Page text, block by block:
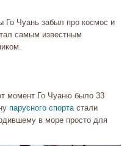
Го Чуань забыл про космос и
самым известным
момент Го Чуаню было 33
парусного спортастали
в море просто для